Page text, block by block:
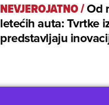
NEVJEROJATNO/Od
letećih auta: Tvrtke
predstavljaju